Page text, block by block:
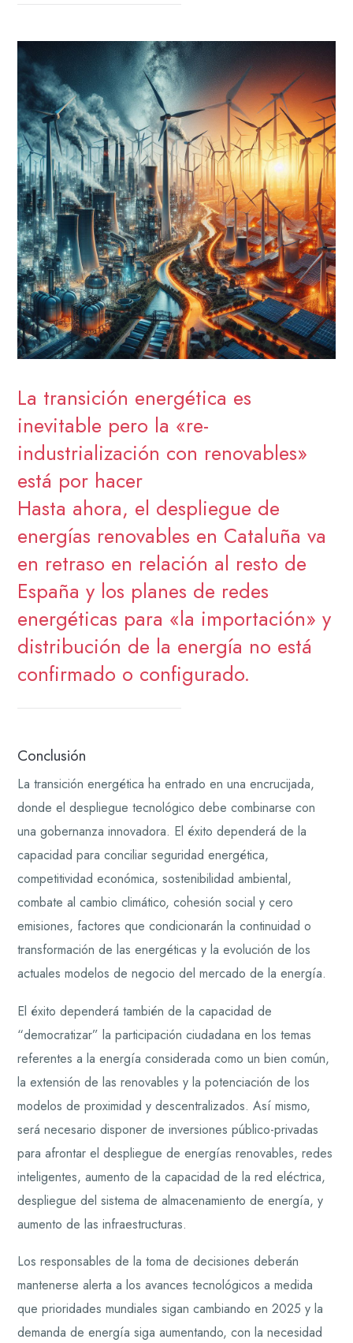
La transición energética es
inevitable pero la «re-
industrialización con renovables»
está por hacer
Hasta ahora, el despliegue de
energías renovables en Cataluña va
en retraso en relación al resto de
España y los planes de redes
energéticas para «la importación» y
distribución de la energía no está
confirmado o configurado.
Conclusión
La transición energética ha entrado en una encrucijada,
donde el despliegue tecnológico debe combinarse con
una gobernanza innovadora. El éxito dependerá de la
capacidad para conciliar seguridad energética,
competitividad económica, sostenibilidad ambiental,
combate al cambio climático, cohesión social y cero
emisiones, factores que condicionarán la continuidad o
transformación de las energéticas y la evolución de los
actuales modelos de negocio del mercado de la energía.
El éxito dependerá también de la capacidad de
“democratizar” la participación ciudadana en los temas
referentes a la energía considerada como un bien común,
la extensión de las renovables y la potenciación de los
modelos de proximidad y descentralizados. Así mismo,
será necesario disponer de inversiones público-privadas
para afrontar el despliegue de energías renovables, redes
inteligentes, aumento de la capacidad de la red eléctrica,
despliegue del sistema de almacenamiento de energía, y
aumento de las infraestructuras.
Los responsables de la toma de decisiones deberán
mantenerse alerta a los avances tecnológicos a medida
que prioridades mundiales sigan cambiando en 2025 y la
demanda de energía siga aumentando, con la necesidad